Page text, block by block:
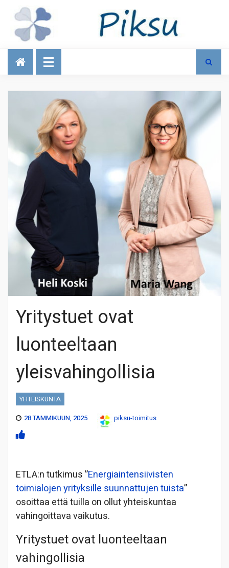
Talous
Yritystuet ovat
luonteeltaan
yleisvahingollisia
YHTEISKUNTA
28 TAMMIKUUN, 2025
piksu-toimitus
ETLA:n tutkimus ”Energiaintensiivisten
toimialojen yrityksille suunnattujen tuista”
osoittaa että tuilla on ollut yhteiskuntaa
vahingoittava vaikutus.
Yritystuet ovat luonteeltaan
vahingollisia